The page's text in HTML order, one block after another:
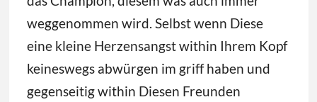
weggenommen wird. Selbst wenn Diese
eine kleine Herzensangst within Ihrem Kopf
keineswegs abwürgen im griff haben und
gegenseitig within Diesen Freunden